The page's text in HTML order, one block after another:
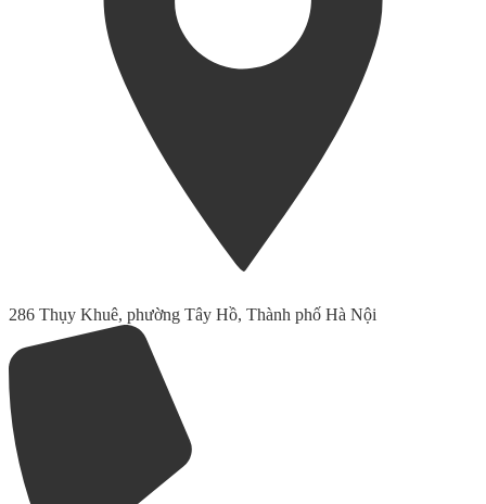
286 Thụy Khuê, phường Tây Hồ, Thành phố Hà Nội